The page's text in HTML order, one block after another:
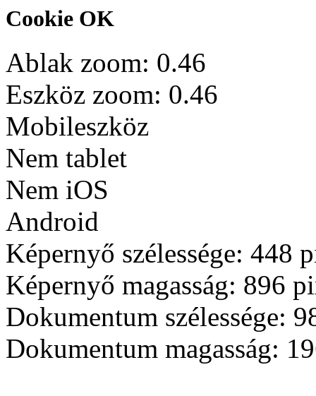
Cookie OK
Ablak zoom: 0.46
Eszköz zoom: 0.46
Mobileszköz
Nem tablet
Nem iOS
Android
Képernyő szélessége: 448
Képernyő magasság: 896
Dokumentum szélessége:
Dokumentum magasság: